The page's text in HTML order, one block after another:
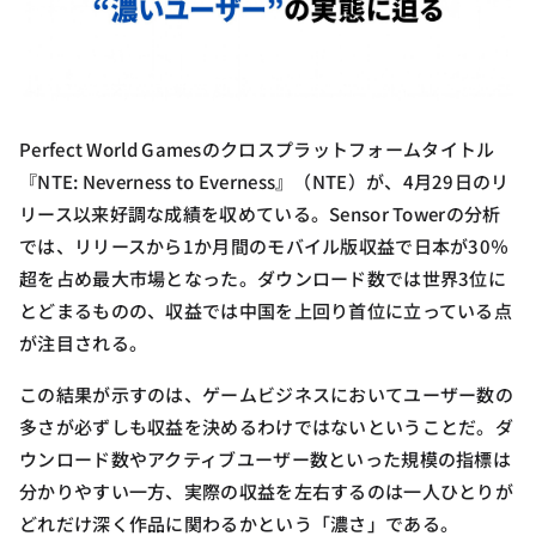
Perfect World Gamesのクロスプラットフォームタイトル
『NTE: Neverness to Everness』（NTE）が、4月29日のリ
リース以来好調な成績を収めている。Sensor Towerの分析
では、リリースから1か月間のモバイル版収益で日本が30％
超を占め最大市場となった。ダウンロード数では世界3位に
とどまるものの、収益では中国を上回り首位に立っている点
が注目される。
この結果が示すのは、ゲームビジネスにおいてユーザー数の
多さが必ずしも収益を決めるわけではないということだ。ダ
ウンロード数やアクティブユーザー数といった規模の指標は
分かりやすい一方、実際の収益を左右するのは一人ひとりが
どれだけ深く作品に関わるかという「濃さ」である。